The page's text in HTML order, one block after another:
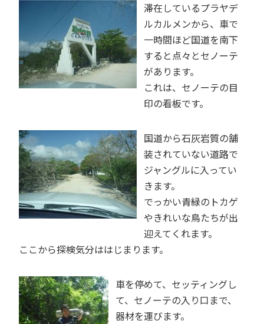
滞在しているプラヤデ
ルカルメンから、車で
一時間ほど国道を南下
すると点々とセノーテ
があります。
これは、セノーテの目
印の看板です。
国道から石灰岩質の舗
装されていない道路で
ジャングルに入ってい
きます。
でっかい青緑のトカゲ
やきれいな鳥たちが出
迎えてくれます。
ここから探検気分ははじまります。
車を停めて、セッティングし
て、セノーテの入り口まで、
器材を運びます。